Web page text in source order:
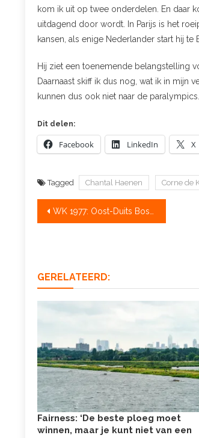
kom ik uit op twee onderdelen. En daar
uitdagend door wordt. In Parijs is het
kansen, als enige Nederlander start hij
Hij ziet een toenemende belangstelling
Daarnaast skiff ik dus nog, wat ik in mijn
kunnen dus ook niet naar de
Dit delen:
Facebook LinkedIn X
Tagged Chantal Haenen Corne de
Bericht
WK 1977: Oost-Duits Bosbaanfeest
GERELATEERD:
Fairness: ‘De beste ploeg moet
winnen, maar je kunt niet van een